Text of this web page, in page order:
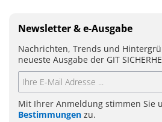
Newsletter & e-Ausgabe
Nachrichten, Trends und
neueste Ausgabe der GIT
Mit Ihrer Anmeldung stimmen Sie
Bestimmungen zu.